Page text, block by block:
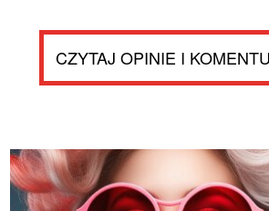
CZYTAJ OPINIE I